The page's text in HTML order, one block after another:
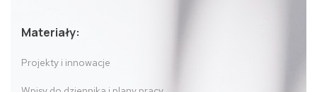
Materiały:
Projekty i innowacje